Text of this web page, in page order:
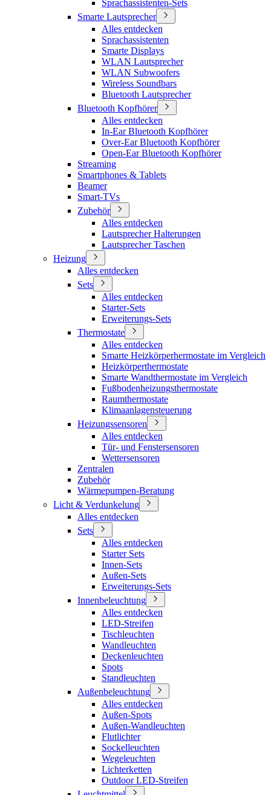
Sprachassistenten-Sets
Smarte Lautsprecher
Alles entdecken
Sprachassistenten
Smarte Displays
WLAN Lautsprecher
WLAN Subwoofers
Wireless Soundbars
Bluetooth Lautsprecher
Bluetooth Kopfhörer
Alles entdecken
In-Ear Bluetooth Kopfhörer
Over-Ear Bluetooth Kopfhörer
Open-Ear Bluetooth Kopfhörer
Streaming
Smartphones & Tablets
Beamer
Smart-TVs
Zubehör
Alles entdecken
Lautsprecher Halterungen
Lautsprecher Taschen
Heizung
Alles entdecken
Sets
Alles entdecken
Starter-Sets
Erweiterungs-Sets
Thermostate
Alles entdecken
Smarte Heizkörperhermostate im Vergleich
Heizkörperthermostate
Smarte Wandthermostate im Vergleich
Fußbodenheizungsthermostate
Raumthermostate
Klimaanlagensteuerung
Heizungssensoren
Alles entdecken
Tür- und Fenstersensoren
Wettersensoren
Zentralen
Zubehör
Wärmepumpen-Beratung
Licht & Verdunkelung
Alles entdecken
Sets
Alles entdecken
Starter Sets
Innen-Sets
Außen-Sets
Erweiterungs-Sets
Innenbeleuchtung
Alles entdecken
LED-Streifen
Tischleuchten
Wandleuchten
Deckenleuchten
Spots
Standleuchten
Außenbeleuchtung
Alles entdecken
Außen-Spots
Außen-Wandleuchten
Flutlichter
Sockelleuchten
Wegeleuchten
Lichterketten
Outdoor LED-Streifen